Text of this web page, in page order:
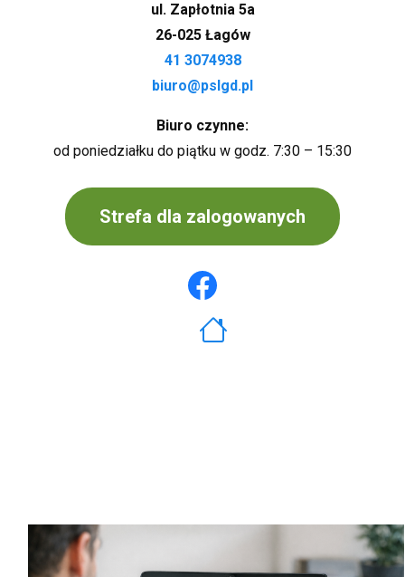
ul. Zapłotnia 5a
26-025 Łagów
41 3074938
biuro@pslgd.pl
Biuro czynne:
od poniedziałku do piątku w godz. 7:30 – 15:30
Strefa dla zalogowanych